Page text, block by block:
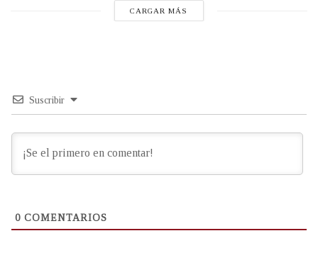
CARGAR MÁS
Suscribir
0 COMENTARIOS